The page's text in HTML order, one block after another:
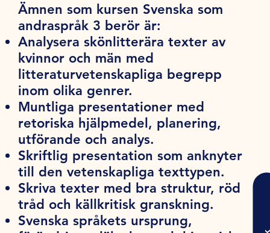
Ämnen som kursen Svenska som
andraspråk 3 berör är:
Analysera skönlitterära texter av
kvinnor och män med
litteraturvetenskapliga begrepp
inom olika genrer.
Muntliga presentationer med
retoriska hjälpmedel, planering,
utförande och analys.
Skriftlig presentation som anknyter
till den vetenskapliga texttypen.
Skriva texter med bra struktur, röd
tråd och källkritisk granskning.
Svenska språkets ursprung,